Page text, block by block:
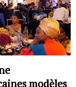
modèles